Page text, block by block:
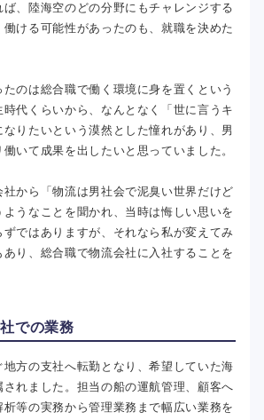
ば、陸海空のどの分野にもチャレンジする
ける可能性があったのも、就職を決めた
のは総合職で働く環境に身を置くという
代くらいから、なんとなく「世に言うキ
なりたいという漠然とした憧れがあり、男
いて成果を出したいと思っていました。
社から「物流は男社会で泥臭い世界だけど
うなことを聞かれ、当時は悔しい思いを
ずではありますが、それなら私が変えてみ
り、総合職で物流会社に入社することを
での業務
地方の支社へ転勤となり、希望していた海
れました。担当の船の運航管理、顧客へ
等の実務から管理業務まで幅広い業務を